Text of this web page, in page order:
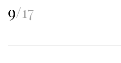
9/17